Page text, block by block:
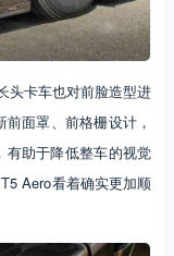
头卡车也对前脸造型进
面罩、前格栅设计，
有助于降低整车的视觉
Aero看着确实更加顺